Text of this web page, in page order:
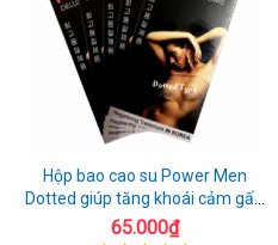
Hộp bao cao su Power Men
Dotted giúp tăng khoái cảm gấp
đôi
65.000₫